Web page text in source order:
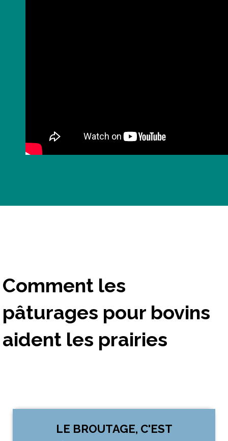
Comment les
pâturages pour bovins
aident les prairies
LE BROUTAGE, C'EST